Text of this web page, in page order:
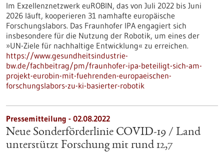
Im Exzellenznetzwerk euROBIN, das von Juli 2022 bis Juni
2026 läuft, kooperieren 31 namhafte europäische
Forschungslabors. Das Fraunhofer IPA engagiert sich
insbesondere für die Nutzung der Robotik, um eines der
»UN-Ziele für nachhaltige Entwicklung« zu erreichen.
https://www.gesundheitsindustrie-
bw.de/fachbeitrag/pm/fraunhofer-ipa-beteiligt-sich-am-
projekt-eurobin-mit-fuehrenden-europaeischen-
forschungslabors-zu-ki-basierter-robotik
Pressemitteilung - 02.08.2022
Neue Sonderförderlinie COVID-19 / Land
unterstützt Forschung mit rund 12,7